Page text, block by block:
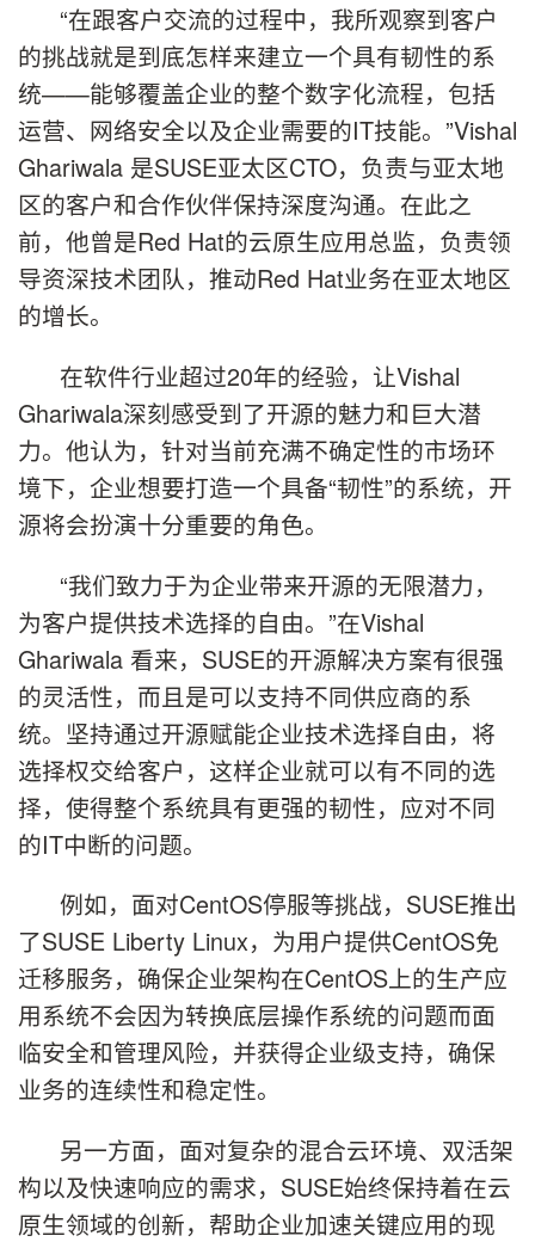
“在跟客户交流的过程中，我所观察到客户
的挑战就是到底怎样来建立一个具有韧性的系
统——能够覆盖企业的整个数字化流程，包括
运营、网络安全以及企业需要的IT技能。”Vishal
Ghariwala 是SUSE亚太区CTO，负责与亚太地
区的客户和合作伙伴保持深度沟通。在此之
前，他曾是Red Hat的云原生应用总监，负责领
导资深技术团队，推动Red Hat业务在亚太地区
的增长。
在软件行业超过20年的经验，让Vishal
Ghariwala深刻感受到了开源的魅力和巨大潜
力。他认为，针对当前充满不确定性的市场环
境下，企业想要打造一个具备“韧性”的系统，开
源将会扮演十分重要的角色。
“我们致力于为企业带来开源的无限潜力，
为客户提供技术选择的自由。”在Vishal
Ghariwala 看来，SUSE的开源解决方案有很强
的灵活性，而且是可以支持不同供应商的系
统。坚持通过开源赋能企业技术选择自由，将
选择权交给客户，这样企业就可以有不同的选
择，使得整个系统具有更强的韧性，应对不同
的IT中断的问题。
例如，面对CentOS停服等挑战，SUSE推出
了SUSE Liberty Linux，为用户提供CentOS免
迁移服务，确保企业架构在CentOS上的生产应
用系统不会因为转换底层操作系统的问题而面
临安全和管理风险，并获得企业级支持，确保
业务的连续性和稳定性。
另一方面，面对复杂的混合云环境、双活架
构以及快速响应的需求，SUSE始终保持着在云
原生领域的创新，帮助企业加速关键应用的现